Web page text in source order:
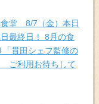
食堂 8/7（金）本日
最終日！ 8月の食
貫田シェフ監修の
ご利用お待ちして